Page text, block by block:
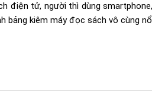
điện tử, người thì dùng
bảng kiêm máy đọc sách vô cùng